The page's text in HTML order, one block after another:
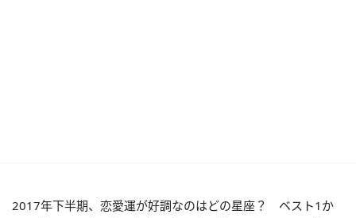
2017年下半期、恋愛運が好調なのはどの星座？ ベスト1か